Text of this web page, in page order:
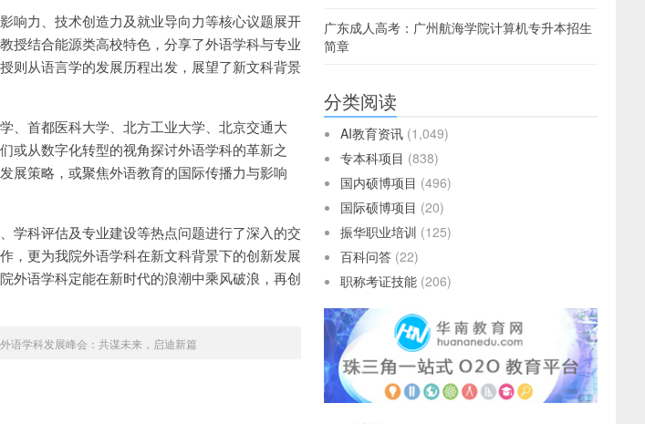
响力、技术创造力及就业导向力等核心议题展开
授结合能源类高校特色，分享了外语学科与专业
则从语言学的发展历程出发，展望了新文科背景
、首都医科大学、北方工业大学、北京交通大
或从数字化转型的视角探讨外语学科的革新之
展策略，或聚焦外语教育的国际传播力与影响
学科评估及专业建设等热点问题进行了深入的交
，更为我院外语学科在新文科背景下的创新发展
外语学科定能在新时代的浪潮中乘风破浪，再创
语学科发展峰会：共谋未来，启迪新篇
广东成人高考：广州航海学院计算机专升本招生
简章
分类阅读
AI教育资讯 (1,049)
专本科项目 (838)
国内硕博项目 (496)
国际硕博项目 (20)
振华职业培训 (125)
百科问答 (22)
职称考证技能 (206)